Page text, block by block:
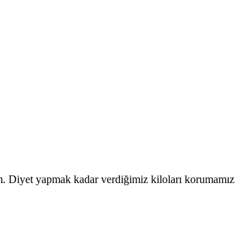
Diyet yapmak kadar verdiğimiz kiloları korumamız